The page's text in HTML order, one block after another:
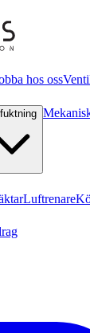
hos oss
Luftrenare